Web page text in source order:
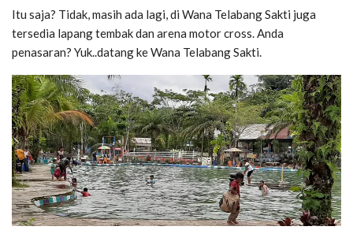
Itu saja? Tidak, masih ada lagi, di Wana Telabang Sakti juga
tersedia lapang tembak dan arena motor cross. Anda
penasaran? Yuk..datang ke Wana Telabang Sakti.